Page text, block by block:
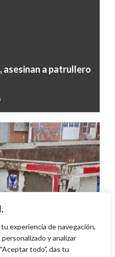
experiencia de navegación,
y analizar
todo", das tu
asesinan a patrullero
Ecoruta en Bogotá